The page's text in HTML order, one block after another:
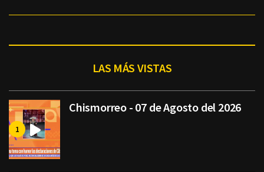
LAS MÁS VISTAS
Chismorreo - 07 de Agosto del 2026